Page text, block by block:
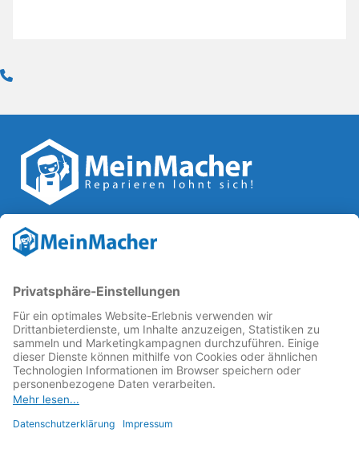
Reparatur Revolution
Reparatur↗ für eineReparatur Revolution
Reparaturbedingungen: Für Produkte, die sich gut
reparieren lassen, für günstigere Ersatzteile und den
Erhalt der reparierenden Betriebe und des Reparatur-
Know-hows in Deutschland.
Weitere Informationen
Fachhändler finden